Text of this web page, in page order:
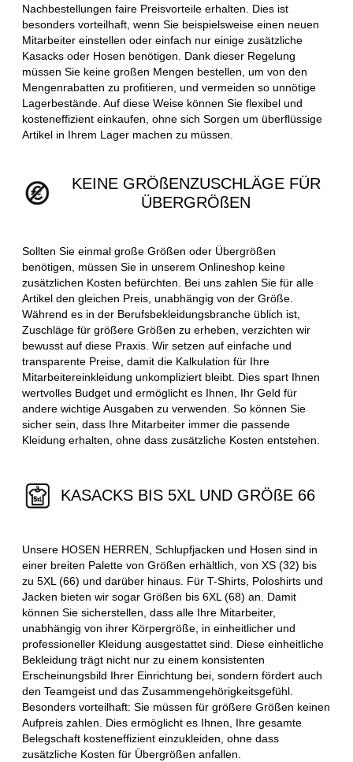
Nachbestellungen faire Preisvorteile erhalten. Dies ist
besonders vorteilhaft, wenn Sie beispielsweise einen neuen
Mitarbeiter einstellen oder einfach nur einige zusätzliche
Kasacks oder Hosen benötigen. Dank dieser Regelung
müssen Sie keine großen Mengen bestellen, um von den
Mengenrabatten zu profitieren, und vermeiden so unnötige
Lagerbestände. Auf diese Weise können Sie flexibel und
kosteneffizient einkaufen, ohne sich Sorgen um überflüssige
Artikel in Ihrem Lager machen zu müssen.
KEINE GRÖßENZUSCHLÄGE FÜR
ÜBERGRÖßEN
Sollten Sie einmal große Größen oder Übergrößen
benötigen, müssen Sie in unserem Onlineshop keine
zusätzlichen Kosten befürchten. Bei uns zahlen Sie für alle
Artikel den gleichen Preis, unabhängig von der Größe.
Während es in der Berufsbekleidungsbranche üblich ist,
Zuschläge für größere Größen zu erheben, verzichten wir
bewusst auf diese Praxis. Wir setzen auf einfache und
transparente Preise, damit die Kalkulation für Ihre
Mitarbeitereinkleidung unkompliziert bleibt. Dies spart Ihnen
wertvolles Budget und ermöglicht es Ihnen, Ihr Geld für
andere wichtige Ausgaben zu verwenden. So können Sie
sicher sein, dass Ihre Mitarbeiter immer die passende
Kleidung erhalten, ohne dass zusätzliche Kosten entstehen.
KASACKS BIS 5XL UND GRÖßE 66
Unsere HOSEN HERREN, Schlupfjacken und Hosen sind in
einer breiten Palette von Größen erhältlich, von XS (32) bis
zu 5XL (66) und darüber hinaus. Für T-Shirts, Poloshirts und
Jacken bieten wir sogar Größen bis 6XL (68) an. Damit
können Sie sicherstellen, dass alle Ihre Mitarbeiter,
unabhängig von ihrer Körpergröße, in einheitlicher und
professioneller Kleidung ausgestattet sind. Diese einheitliche
Bekleidung trägt nicht nur zu einem konsistenten
Erscheinungsbild Ihrer Einrichtung bei, sondern fördert auch
den Teamgeist und das Zusammengehörigkeitsgefühl.
Besonders vorteilhaft: Sie müssen für größere Größen keinen
Aufpreis zahlen. Dies ermöglicht es Ihnen, Ihre gesamte
Belegschaft kosteneffizient einzukleiden, ohne dass
zusätzliche Kosten für Übergrößen anfallen.